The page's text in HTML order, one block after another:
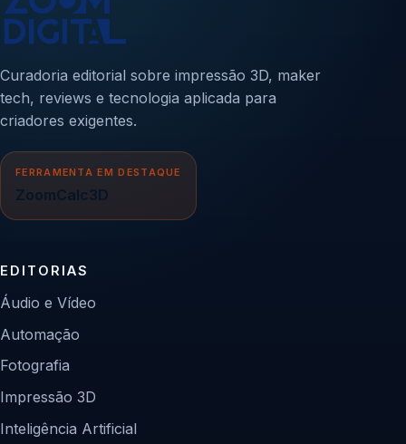
Curadoria editorial sobre impressão 3D, maker
tech, reviews e tecnologia aplicada para
criadores exigentes.
FERRAMENTA EM DESTAQUE
ZoomCalc3D
EDITORIAS
Áudio e Vídeo
Automação
Fotografia
Impressão 3D
Inteligência Artificial